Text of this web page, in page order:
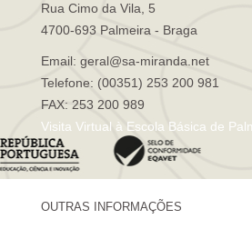
Rua Cimo da Vila, 5
4700-693 Palmeira - Braga
Email: geral@sa-miranda.net
Telefone: (00351) 253 200 981
FAX: 253 200 989
Visita Virtual à Escola Básica de
OUTRAS INFORMAÇÕES